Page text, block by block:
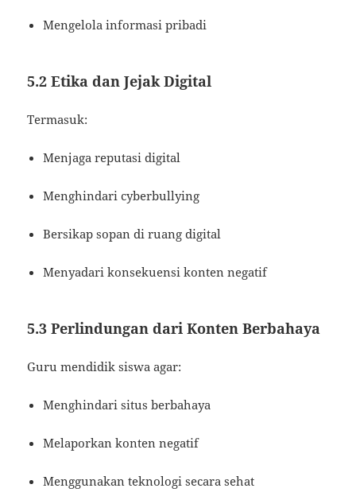
Mengelola informasi pribadi
5.2 Etika dan Jejak Digital
Termasuk:
Menjaga reputasi digital
Menghindari cyberbullying
Bersikap sopan di ruang digital
Menyadari konsekuensi konten negatif
5.3 Perlindungan dari Konten Berbahaya
Guru mendidik siswa agar:
Menghindari situs berbahaya
Melaporkan konten negatif
Menggunakan teknologi secara sehat